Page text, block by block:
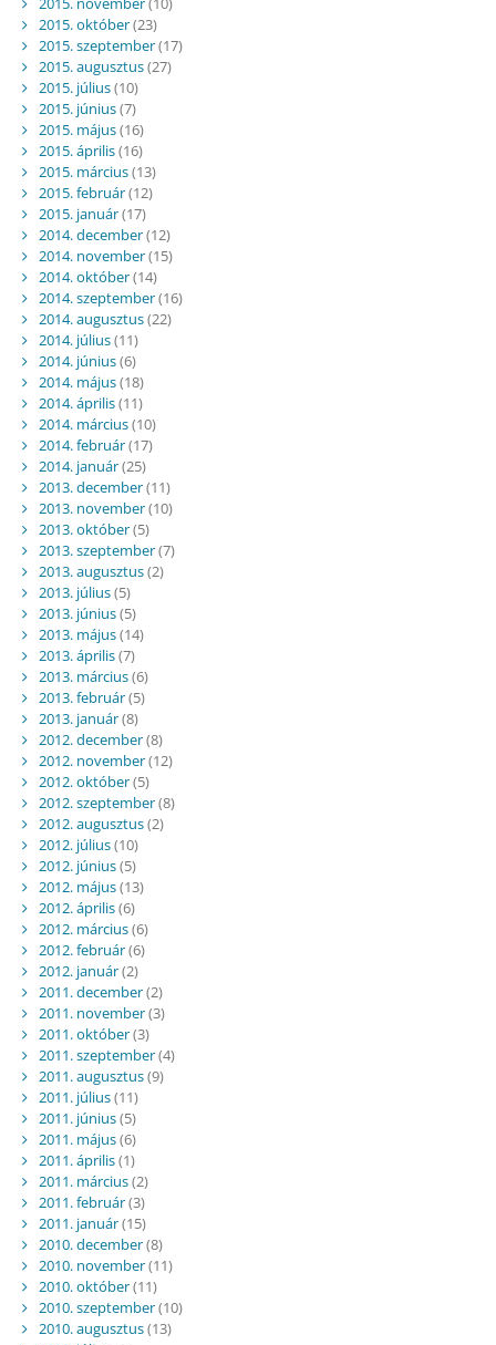
2015. október(23)
2015. szeptember(17)
2015. augusztus(27)
2015. július(10)
2015. június(7)
2015. május(16)
2015. április(16)
2015. március(13)
2015. február(12)
2015. január(17)
2014. december(12)
2014. november(15)
2014. október(14)
2014. szeptember(16)
2014. augusztus(22)
2014. július(11)
2014. június(6)
2014. május(18)
2014. április(11)
2014. március(10)
2014. február(17)
2014. január(25)
2013. december(11)
2013. november(10)
2013. október(5)
2013. szeptember(7)
2013. augusztus(2)
2013. július(5)
2013. június(5)
2013. május(14)
2013. április(7)
2013. március(6)
2013. február(5)
2013. január(8)
2012. december(8)
2012. november(12)
2012. október(5)
2012. szeptember(8)
2012. augusztus(2)
2012. július(10)
2012. június(5)
2012. május(13)
2012. április(6)
2012. március(6)
2012. február(6)
2012. január(2)
2011. december(2)
2011. november(3)
2011. október(3)
2011. szeptember(4)
2011. augusztus(9)
2011. július(11)
2011. június(5)
2011. május(6)
2011. április(1)
2011. március(2)
2011. február(3)
2011. január(15)
2010. december(8)
2010. november(11)
2010. október(11)
2010. szeptember(10)
2010. augusztus(13)